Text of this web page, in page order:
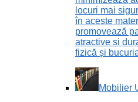
locuri mai
în aceste
promovează
atractive și
fizică și
Mobilier